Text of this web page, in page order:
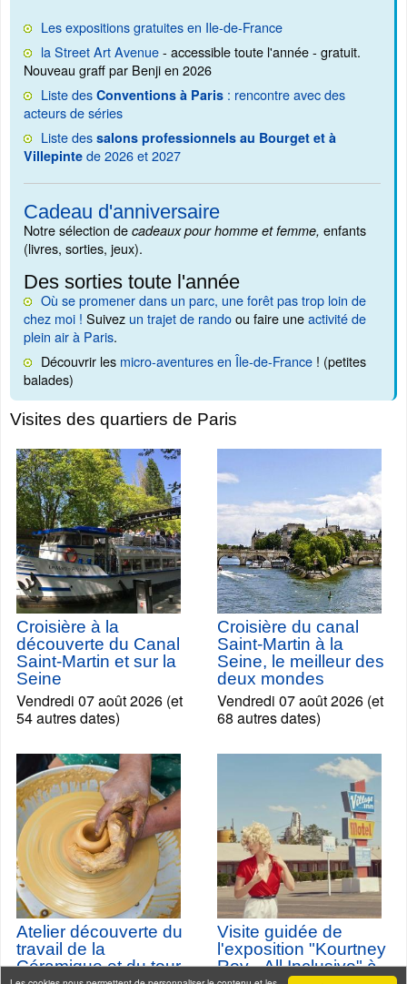
Les expositions gratuites en Ile-de-France
la Street Art Avenue- accessible toute l'année - gratuit.
Nouveau graff par Benji en 2026
Liste des Conventions à Paris : rencontre avec des
acteurs de séries
Liste des salons professionnels au Bourget et à
Villepinte de 2026 et 2027
Cadeau d'anniversaire
Notre sélection de cadeaux pour homme et femme, enfants
(livres, sorties, jeux).
Des sorties toute l'année
Où se promener dans un parc, une forêt pas trop loin de
chez moi ! Suivez un trajet de randoou faire uneactivité de
plein air à Paris.
Découvrir les micro-aventures en Île-de-France ! (petites
balades)
Visites des quartiers de Paris
Croisière à la
découverte du Canal
Saint-Martin et sur la
Seine
Vendredi 07 août 2026 (et
54 autres dates)
Croisière du canal
Saint-Martin à la
Seine, le meilleur des
deux mondes
Vendredi 07 août 2026 (et
68 autres dates)
Atelier découverte du
travail de la
Céramique et du tour
Visite guidée de
l'exposition "Kourtney
Roy - All Inclusive" à